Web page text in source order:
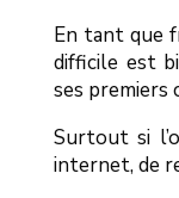
En tant que
difficile est
ses premiers
Surtout si
internet, de